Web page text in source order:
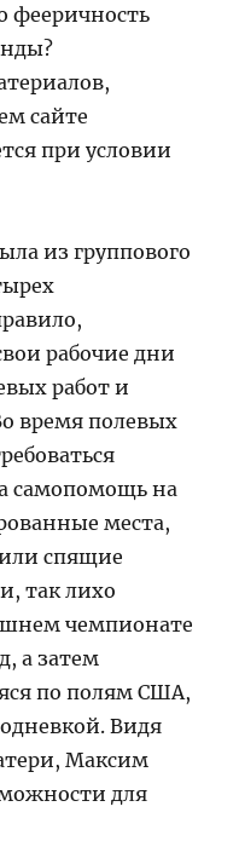
фееричность
сайте
при условии
из группового
рабочие дни
работ и
время полевых
cамопомощь на
места,
спящие
так лихо
чемпионате
а затем
по полям США,
Видя
Максим
для